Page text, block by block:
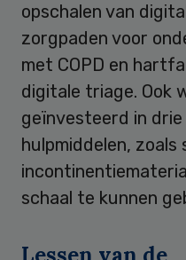
opschalen van
zorgpaden voor
met COPD en
digitale triage. Ook
geïnvesteerd in drie
hulpmiddelen, zoals
schaal te kunnen